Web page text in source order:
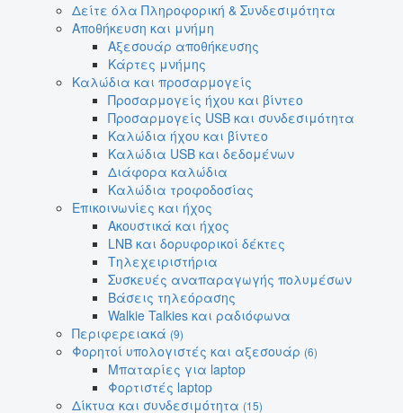
Δείτε όλα Πληροφορική & Συνδεσιμότητα
Αποθήκευση και μνήμη
Αξεσουάρ αποθήκευσης
Κάρτες μνήμης
Καλώδια και προσαρμογείς
Προσαρμογείς ήχου και βίντεο
Προσαρμογείς USB και συνδεσιμότητα
Καλώδια ήχου και βίντεο
Καλώδια USB και δεδομένων
Διάφορα καλώδια
Καλώδια τροφοδοσίας
Επικοινωνίες και ήχος
Ακουστικά και ήχος
LNB και δορυφορικοί δέκτες
Τηλεχειριστήρια
Συσκευές αναπαραγωγής πολυμέσων
Βάσεις τηλεόρασης
Walkie Talkies και ραδιόφωνα
Περιφερειακά (9)
Φορητοί υπολογιστές και αξεσουάρ (6)
Μπαταρίες για laptop
Φορτιστές laptop
Δίκτυα και συνδεσιμότητα (15)